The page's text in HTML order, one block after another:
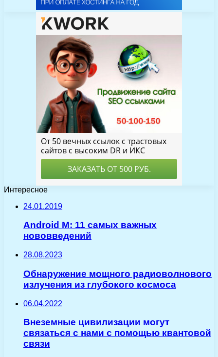
Интересное
24.01.2019
Android M: 11 самых важных
нововведений
28.08.2023
Обнаружение мощного радиоволнового
излучения из глубокого космоса
06.04.2022
Внеземные цивилизации могут
связаться с нами с помощью квантовой
связи